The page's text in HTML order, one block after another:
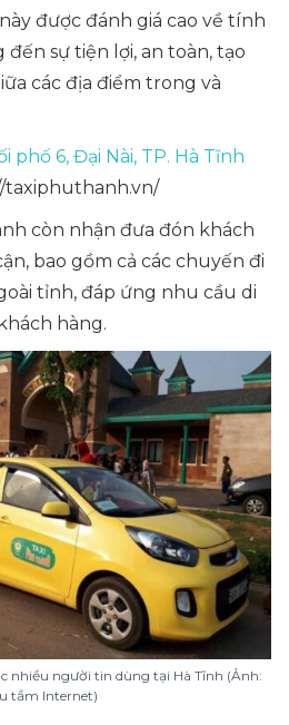
được đánh giá cao về tính
sự tiện lợi, an toàn, tạo
các địa điểm trong và
phố 6, Đại Nài, TP. Hà Tĩnh
taxiphuthanh.vn/
còn nhận đưa đón khách
bao gồm cả các chuyến đi
tỉnh, đáp ứng nhu cầu di
hàng.
nhiều người tin dùng tại Hà Tĩnh (Ảnh:
tầm Internet)